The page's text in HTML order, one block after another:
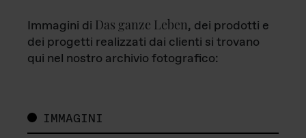
Immagini di Das ganze Leben, dei prodotti e
dei progetti realizzati dai clienti si trovano
qui nel nostro archivio fotografico:
IMMAGINI